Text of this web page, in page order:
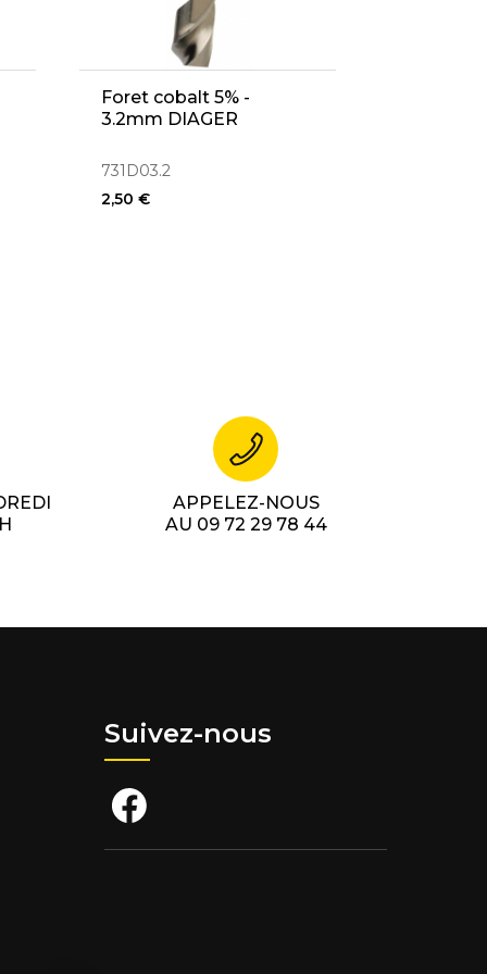
Foret cobalt 5% -
3.2mm DIAGER
731D03.2
2,50 €
APPELEZ-NOUS
AU 09 72 29 78 44
Suivez-nous